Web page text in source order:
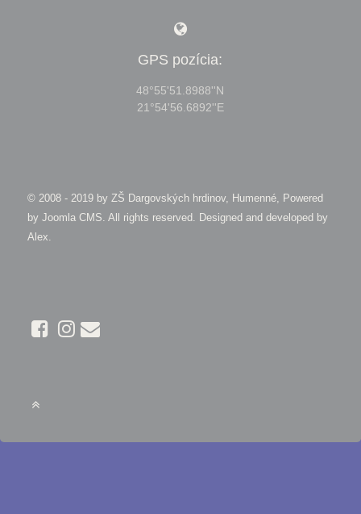
GPS pozícia:
48°55'51.8988''N
21°54'56.6892''E
© 2008 - 2019 by ZŠ Dargovských hrdinov, Humenné, Powered
by Joomla CMS . All rights reserved. Designed and developed by
Alex